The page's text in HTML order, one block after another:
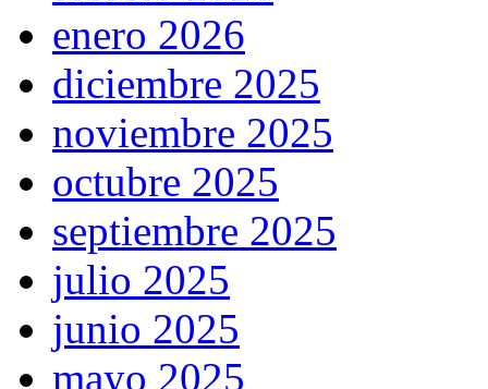
enero 2026
diciembre 2025
noviembre 2025
octubre 2025
septiembre 2025
julio 2025
junio 2025
mayo 2025